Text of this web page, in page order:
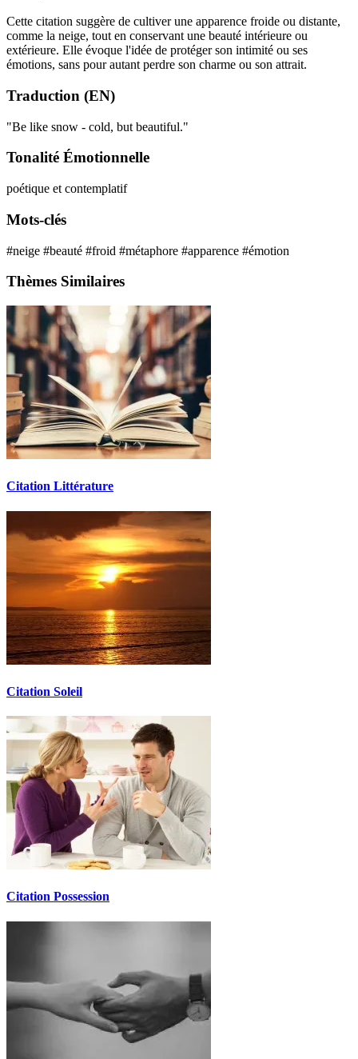
Cette citation suggère de cultiver une apparence froide ou distante,
comme la neige, tout en conservant une beauté intérieure ou
extérieure. Elle évoque l'idée de protéger son intimité ou ses
émotions, sans pour autant perdre son charme ou son attrait.
Traduction (EN)
"Be like snow - cold, but beautiful."
Tonalité Émotionnelle
poétique et contemplatif
Mots-clés
#neige #beauté #froid #métaphore #apparence #émotion
Thèmes Similaires
Citation Littérature
Citation Soleil
Citation Possession